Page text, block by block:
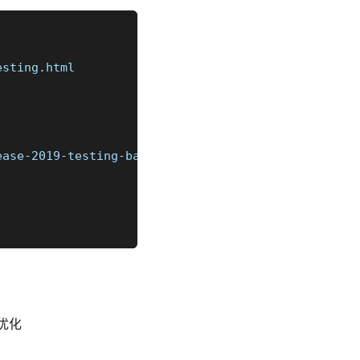
2019-testing-basics
化